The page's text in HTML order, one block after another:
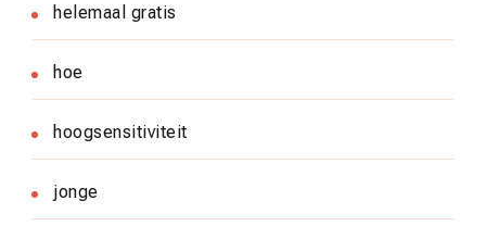
helemaal gratis
hoe
hoogsensitiviteit
jonge